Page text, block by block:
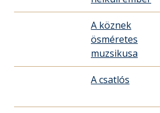
A köznek
ösméretes
muzsikusa
A csatlós